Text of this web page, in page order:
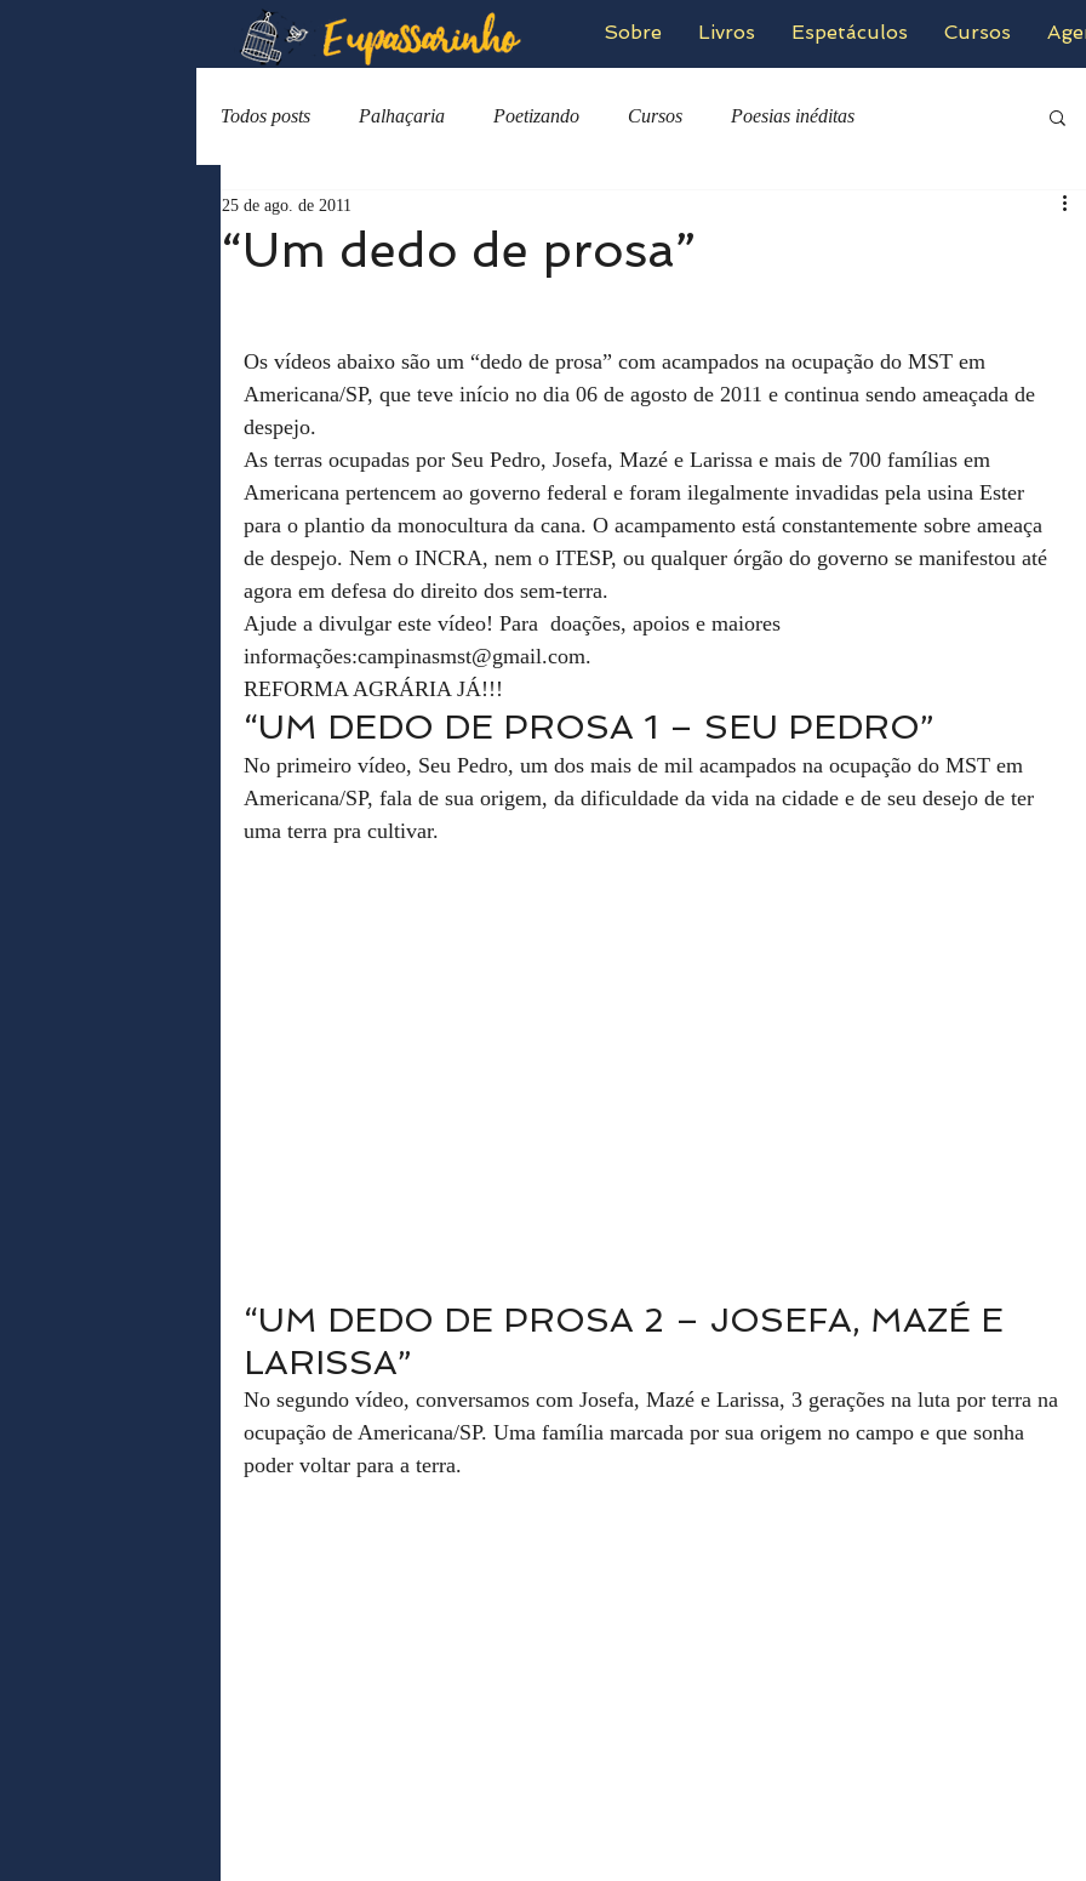
Sobre Livros Espetáculos Cursos
Todos posts Palhaçaria Poetizando Cursos Poesias inéditas
“Um dedo de prosa”
25 de ago. de 2011
Os vídeos abaixo são um “dedo de prosa” com acampados na ocupação do MST em
Americana/SP, que teve início no dia 06 de agosto de 2011 e continua sendo ameaçada de
despejo.
As terras ocupadas por Seu Pedro, Josefa, Mazé e Larissa e mais de 700 famílias em
Americana pertencem ao governo federal e foram ilegalmente invadidas pela usina Ester
para o plantio da monocultura da cana. O acampamento está constantemente sobre ameaça
de despejo. Nem o INCRA, nem o ITESP, ou qualquer órgão do governo se manifestou até
agora em defesa do direito dos sem-terra.
Ajude a divulgar este vídeo! Para  doações, apoios e maiores
informações:campinasmst@gmail.com.
REFORMA AGRÁRIA JÁ!!!
“UM DEDO DE PROSA 1 – SEU PEDRO”
No primeiro vídeo, Seu Pedro, um dos mais de mil acampados na ocupação do MST em
Americana/SP, fala de sua origem, da dificuldade da vida na cidade e de seu desejo de ter
uma terra pra cultivar.
“UM DEDO DE PROSA 2 – JOSEFA, MAZÉ E
LARISSA”
No segundo vídeo, conversamos com Josefa, Mazé e Larissa, 3 gerações na luta por terra na
ocupação de Americana/SP. Uma família marcada por sua origem no campo e que sonha
poder voltar para a terra.